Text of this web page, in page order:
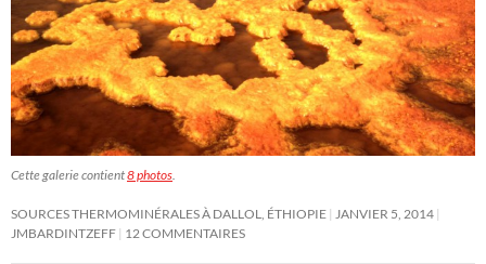
Cette galerie contient8 photos.
SOURCES THERMOMINÉRALES À DALLOL, ÉTHIOPIE JANVIER 5, 2014
JMBARDINTZEFF 12 COMMENTAIRES